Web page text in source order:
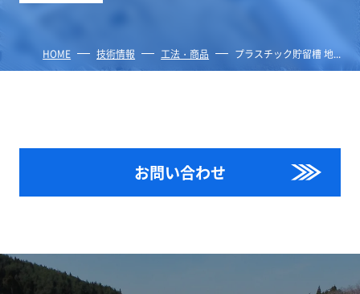
HOME 技術情報 工法・商品 プラスチック貯留槽 地...
お問い合わせ